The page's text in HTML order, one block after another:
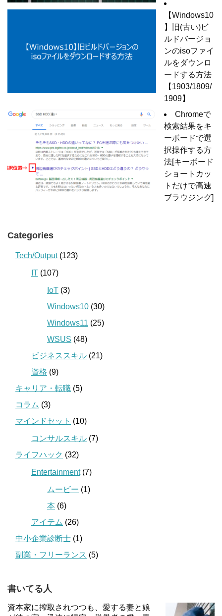
【Windows10
】旧(古い)ビ
ルドバージョ
ンのisoファイ
ルをダウンロ
ードする方法
【1903/1809/
1909】
Chromeで
検索結果をキ
ーボードで選
択操作する方
法[キーボード
ショートカッ
トだけで高速
ブラウジング]
Categories
Tech/Output(123)
IT (107)
IoT (3)
Windows10 (30)
Windows11 (25)
WSUS (48)
ビジネススキル (21)
資格 (9)
キャリア・転職 (5)
コラム (3)
マインドセット (10)
コンサルスキル (7)
ライフハック (32)
Entertainment(7)
ムービー (1)
本 (6)
アイテム (26)
中小企業診断士 (1)
副業・フリーランス (5)
書いてる人
資本家に搾取されつつも、愛する妻と娘